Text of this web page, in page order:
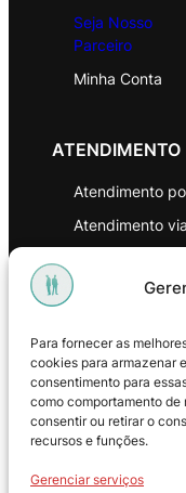
Para fornecer as
cookies para armazenar
consentimento para
como comportamento de
consentir ou retirar o
recursos e funções.
Gerenciar serviços
Seja Nosso
Parceiro
Minha Conta
ATENDIMENTO
Atendimento
Atendimento
Política de
Política de
Política de